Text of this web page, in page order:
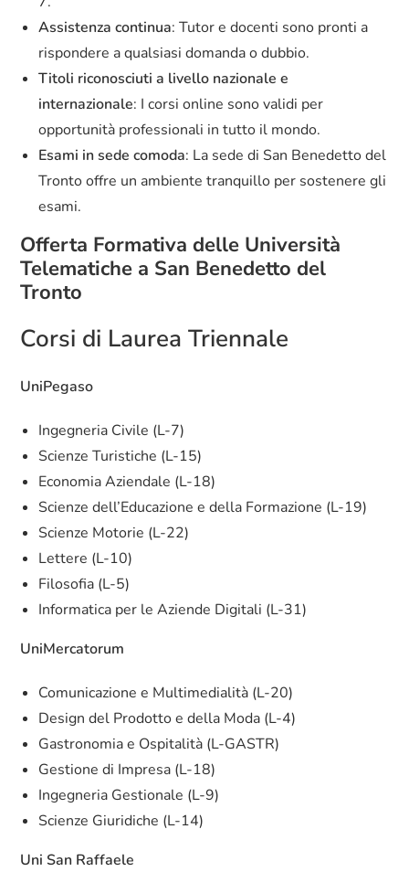
Assistenza continua: Tutor e docenti sono pronti a
rispondere a qualsiasi domanda o dubbio.
Titoli riconosciuti a livello nazionale e
internazionale: I corsi online sono validi per
opportunità professionali in tutto il mondo.
Esami in sede comoda: La sede di San Benedetto del
Tronto offre un ambiente tranquillo per sostenere gli
esami.
Offerta Formativa delle Università
Telematiche a San Benedetto del
Tronto
Corsi di Laurea Triennale
UniPegaso
Ingegneria Civile (L-7)
Scienze Turistiche (L-15)
Economia Aziendale (L-18)
Scienze dell’Educazione e della Formazione (L-19)
Scienze Motorie (L-22)
Lettere (L-10)
Filosofia (L-5)
Informatica per le Aziende Digitali (L-31)
UniMercatorum
Comunicazione e Multimedialità (L-20)
Design del Prodotto e della Moda (L-4)
Gastronomia e Ospitalità (L-GASTR)
Gestione di Impresa (L-18)
Ingegneria Gestionale (L-9)
Scienze Giuridiche (L-14)
Uni San Raffaele